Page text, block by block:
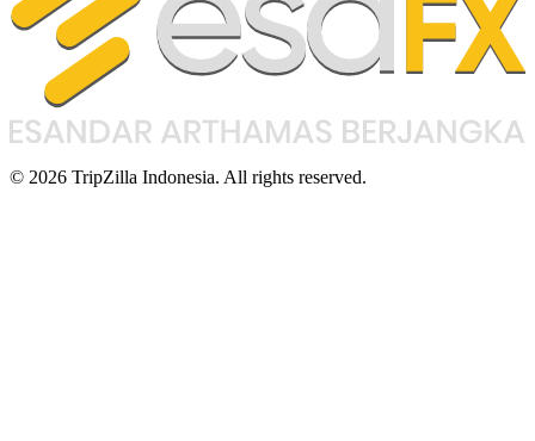
© 2026 TripZilla Indonesia. All rights reserved.